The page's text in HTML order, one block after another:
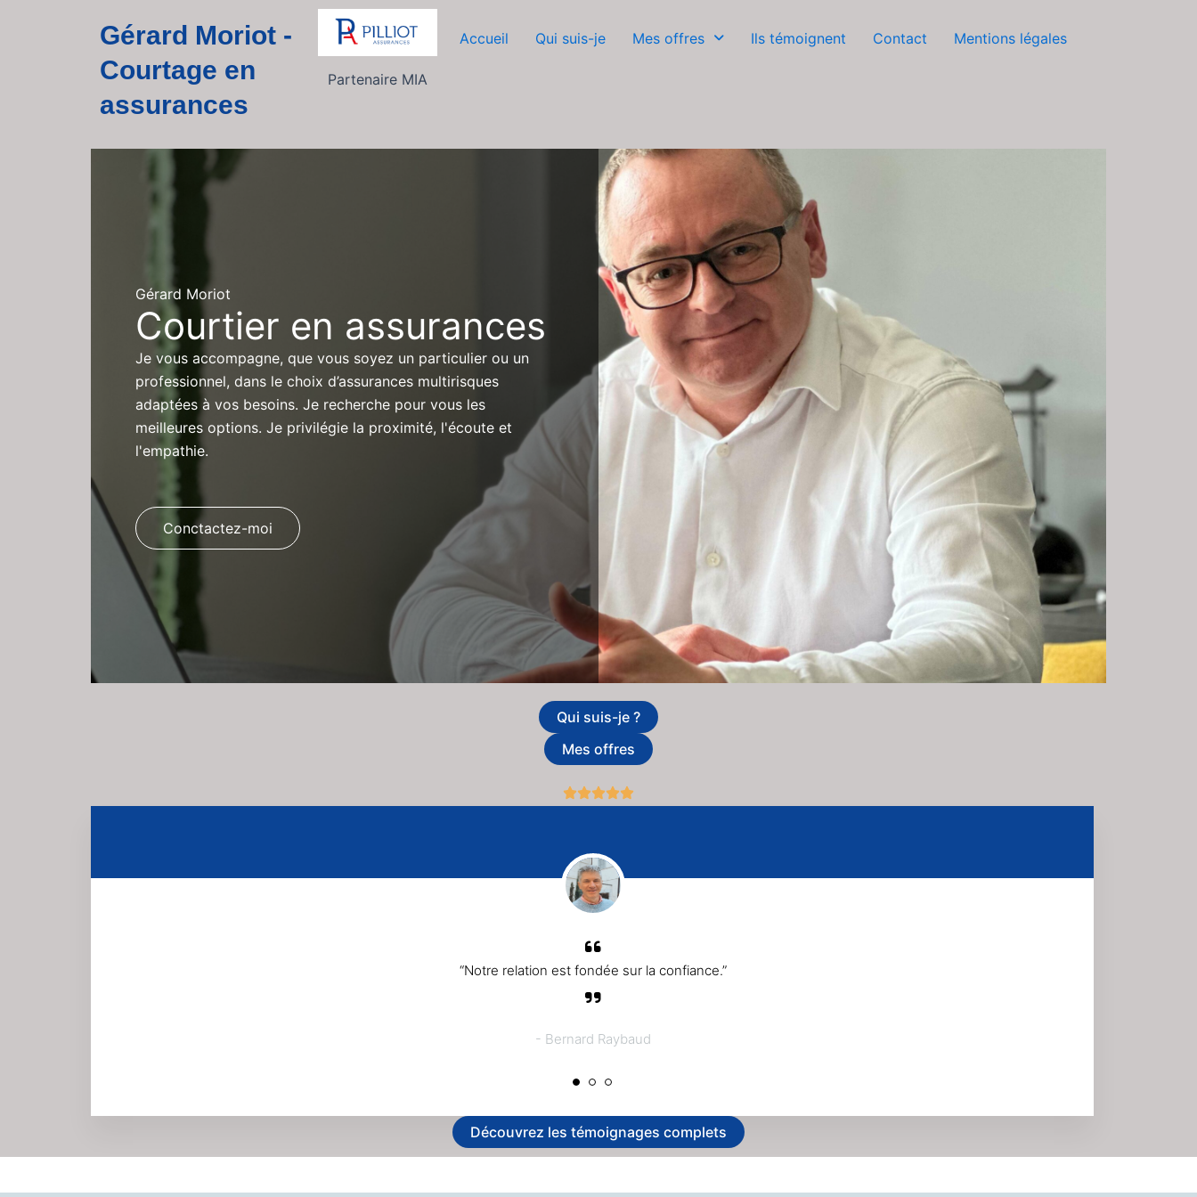
Gérard Moriot -
Courtage en
assurances
Partenaire MIA
Accueil Qui suis-je Mes offres Ils témoignent Contact Mentions légales
Gérard Moriot
Courtier en assurances
Je vous accompagne, que vous soyez un particulier ou un
professionnel, dans le choix d’assurances multirisques
adaptées à vos besoins. Je recherche pour vous les
meilleures options. Je privilégie la proximité, l'écoute et
l'empathie.
Conctactez-moi
Qui suis-je ?
Mes offres
“Notre relation est fondée sur la confiance.”
- Bernard Raybaud
Découvrez les témoignages complets